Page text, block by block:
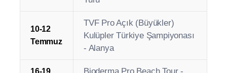
Dünya Turu
19-21
BVA Balkan Beach Tour –
Balkan Plaj Voleybolu Turu